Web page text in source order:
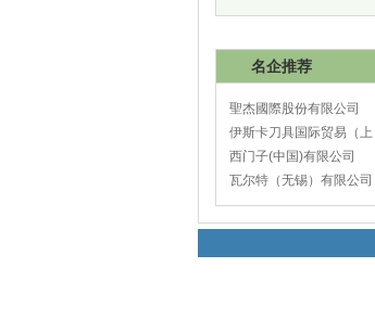
名企推荐
聖杰國際股份有限公司
伊斯卡刀具国际贸易（上
海）有限公司
西门子(中国)有限公司
瓦尔特（无锡）有限公司